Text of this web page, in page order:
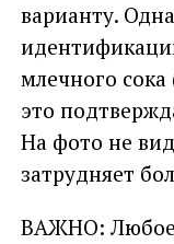
варианту.
млечного
это
На фото не
затрудняет
ВАЖНО: Любое